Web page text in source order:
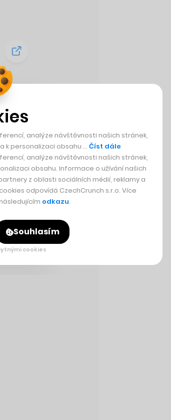
analýze návštěvnosti našich stránek,
k personalizaci obsahu … Číst dále
analýze návštěvnosti našich stránek,
obsahu. Informace o užívání našich
z oblasti sociálních médií, reklamy a
odpovídá CzechCrunch s.r.o. Více
odkazu.
Souhlasím
cookies